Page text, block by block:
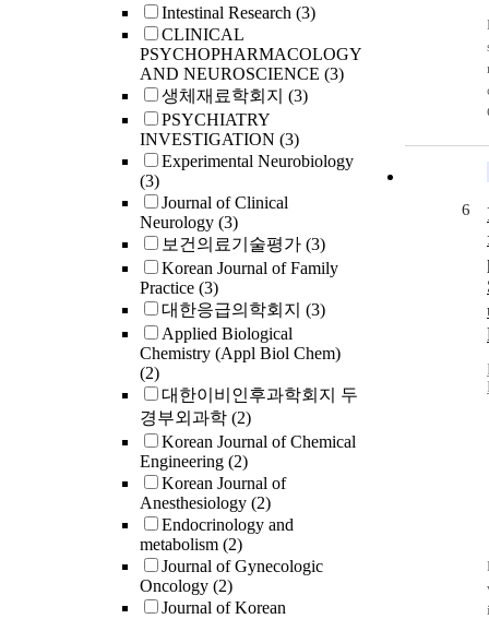
Intestinal Research (3)
CLINICAL
PSYCHOPHARMACOLOGY
AND NEUROSCIENCE (3)
생체재료학회지 (3)
PSYCHIATRY
INVESTIGATION (3)
Experimental Neurobiology
(3)
Journal of Clinical
Neurology (3)
보건의료기술평가 (3)
Korean Journal of Family
Practice (3)
대한응급의학회지 (3)
Applied Biological
Chemistry (Appl Biol Chem)
(2)
대한이비인후과학회지 두
경부외과학 (2)
Korean Journal of Chemical
Engineering (2)
Korean Journal of
Anesthesiology (2)
Endocrinology and
metabolism (2)
Journal of Gynecologic
Oncology (2)
Journal of Korean
6